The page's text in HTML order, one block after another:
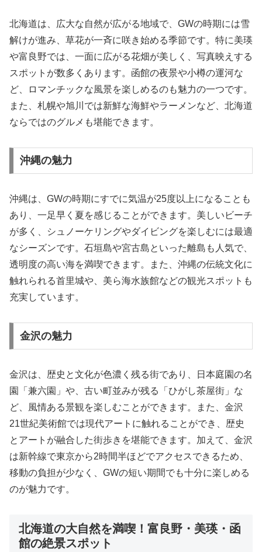
北海道は、広大な自然が広がる地域で、GWの時期には雪
解けが進み、草花が一斉に咲き始める季節です。特に美瑛
や富良野では、一面に広がる花畑が美しく、写真映えする
スポットが数多くあります。函館の夜景や小樽の運河な
ど、ロマンチックな風景を楽しめるのも魅力の一つです。
また、札幌や旭川では新鮮な海鮮やラーメンなど、北海道
ならではのグルメも堪能できます。
沖縄の魅力
沖縄は、GWの時期にすでに気温が25度以上になることも
あり、一足早く夏を感じることができます。美しいビーチ
が多く、シュノーケリングやダイビングを楽しむには最適
なシーズンです。石垣島や宮古島といった離島も人気で、
透明度の高い海を満喫できます。また、沖縄の伝統文化に
触れられる首里城や、美ら海水族館などの観光スポットも
充実しています。
金沢の魅力
金沢は、歴史と文化が色濃く残る街であり、日本庭園の名
園「兼六園」や、古い町並みが残る「ひがし茶屋街」な
ど、風情ある景観を楽しむことができます。また、金沢
21世紀美術館では現代アートに触れることができ、歴史
とアートが融合した街歩きを堪能できます。加えて、金沢
は新幹線で東京から2時間半ほどでアクセスできるため、
移動の負担が少なく、GWの短い期間でも十分に楽しめる
のが魅力です。
北海道の大自然を満喫！富良野・美瑛・函
館の絶景スポット